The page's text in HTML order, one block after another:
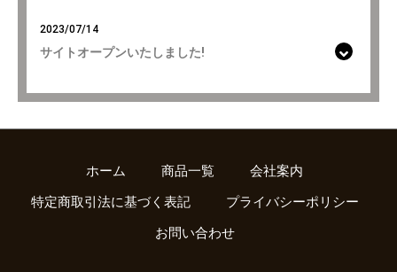
2023/07/14
サイトオープンいたしました!
ホーム 商品一覧
会社案内
特定商取引法に基づく表記
プライバシーポリシー
お問い合わせ